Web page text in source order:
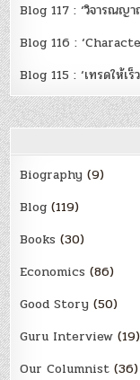
Blog 117 : ‘วิจารณญา
Blog 116 :
Blog 115 : ‘เทรดให้เร็
Biography (9)
Blog (119)
Books (30)
Economics (86)
Good Story (50)
Guru Interview (19)
Our Columnist (36)